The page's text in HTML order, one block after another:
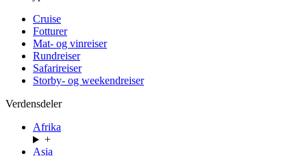
Cruise
Fotturer
Mat- og vinreiser
Rundreiser
Safarireiser
Storby- og weekendreiser
Verdensdeler
Afrika
+
Asia